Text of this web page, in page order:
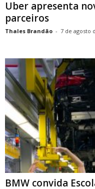
Uber apresenta
parceiros
Thales Brandão - 7 de agosto
BMW convida